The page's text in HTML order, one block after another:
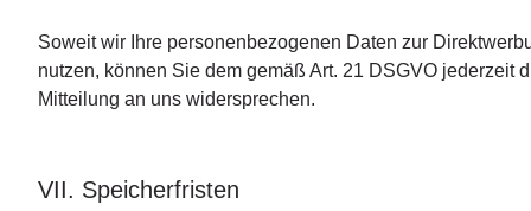
Soweit wir Ihre personenbezogenen Daten zur
nutzen, können Sie dem gemäß Art. 21 DSGVO jederzeit
Mitteilung an uns widersprechen.
VII. Speicherfristen